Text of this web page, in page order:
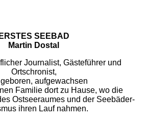
ERSTES SEEBAD
Martin Dostal
Journalist, Gästeführer und
Ortschronist,
aufgewachsen
Familie dort zu Hause, wo die
Ostseeraumes und der Seebäder-
ihren Lauf nahmen.